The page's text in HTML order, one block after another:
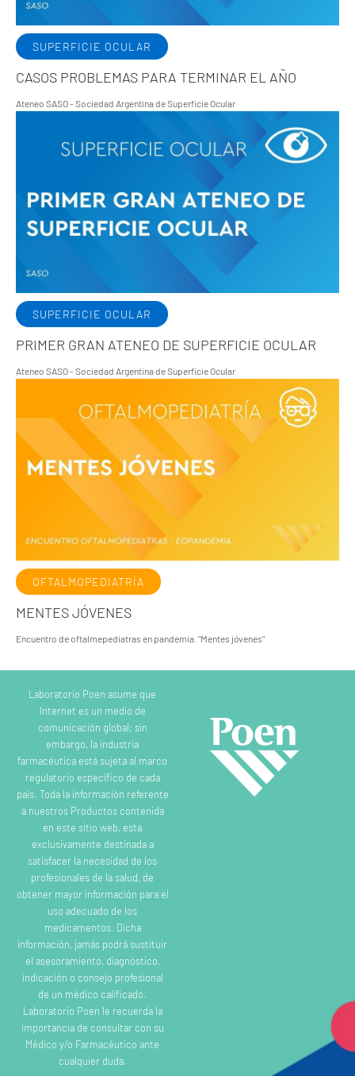
SUPERFICIE OCULAR
CASOS PROBLEMAS PARA TERMINAR EL AÑO
Ateneo SASO - Sociedad Argentina de Superficie Ocular
SUPERFICIE OCULAR
PRIMER GRAN ATENEO DE SUPERFICIE OCULAR
Ateneo SASO - Sociedad Argentina de Superficie Ocular
OFTALMOPEDIATRÍA
MENTES JÓVENES
Encuentro de oftalmepediatras en pandemia. "Mentes jóvenes"
Laboratorio Poen asume que
Internet es un medio de
comunicación global; sin
embargo, la industria
farmacéutica está sujeta al marco
regulatorio específico de cada
país. Toda la información referente
a nuestros Productos contenida
en este sitio web, esta
exclusivamente destinada a
satisfacer la necesidad de los
profesionales de la salud, de
obtener mayor información para el
uso adecuado de los
medicamentos. Dicha
información, jamás podrá sustituir
el asesoramiento, diagnóstico,
indicación o consejo profesional
de un médico calificado.
Laboratorio Poen le recuerda la
importancia de consultar con su
Médico y/o Farmacéutico ante
cualquier duda.